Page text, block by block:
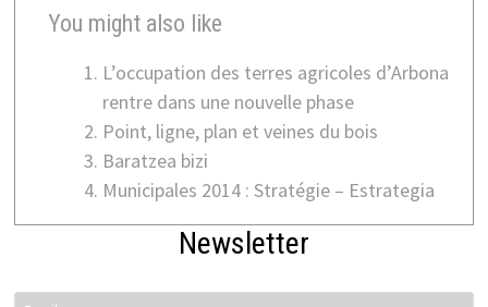
You might also like
L’occupation des terres agricoles d’Arbona
rentre dans une nouvelle phase
Point, ligne, plan et veines du bois
Baratzea bizi
Municipales 2014 : Stratégie – Estrategia
Newsletter